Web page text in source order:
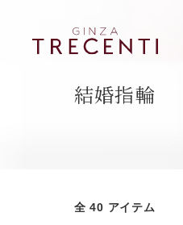
結婚指輪
全 40 アイテム